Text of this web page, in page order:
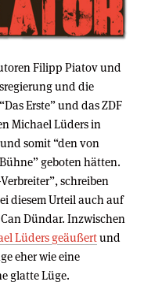
Filipp Piatov und
und die
Erste” und das ZDF
Michael Lüders in
somit “den von
geboten hätten.
schreiben
diesem Urteil auch auf
Dündar. Inzwischen
Lüders geäußertund
eher wie eine
glatte Lüge.